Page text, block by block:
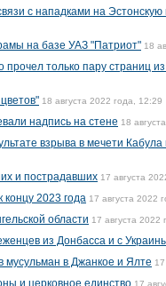
с нападками на
на базе УАЗ "Патриот" 18
только пару страниц из
18 августа 2022 года, 12:29
надпись на стене 18
взрыва в мечети Кабула
и пострадавших 17 августа
2023 года 17 августа 2022
области 17 августа 2022
из Донбасса и с
в Джанкое и Ялте
и церковное единство 17